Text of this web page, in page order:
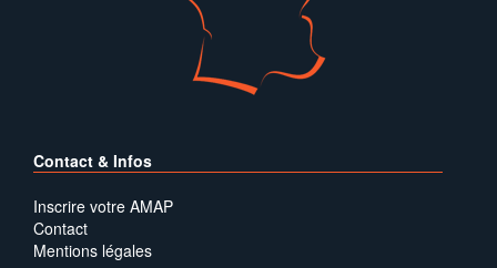
Contact & Infos
Inscrire votre AMAP
Contact
Mentions légales